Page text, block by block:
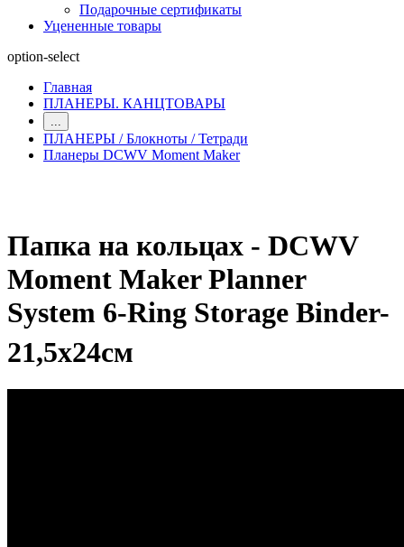
Подарочные сертификаты
Уцененные товары
option-select
Главная
ПЛАНЕРЫ. КАНЦТОВАРЫ
ПЛАНЕРЫ / Блокноты / Тетради
Планеры DCWV Moment Maker
Папка на кольцах - DCWV
Moment Maker Planner
System 6-Ring Storage Binder-
21,5х24см